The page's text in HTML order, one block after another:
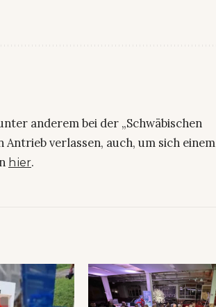
anderem bei der „Schwäbischen
verlassen, auch, um sich einem
hier.